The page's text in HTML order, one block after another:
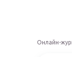
Онлайн-